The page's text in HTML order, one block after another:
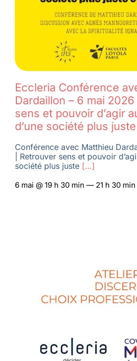
Eccleria Conférence
Dardaillon – 6 mai
sens et pouvoir d’agir
d’une société plus
Conférence avec Matthieu
| Retrouver sens et pouvoir
société plus juste[…]
6 mai @ 19 h 30 min — 21 h 30 min